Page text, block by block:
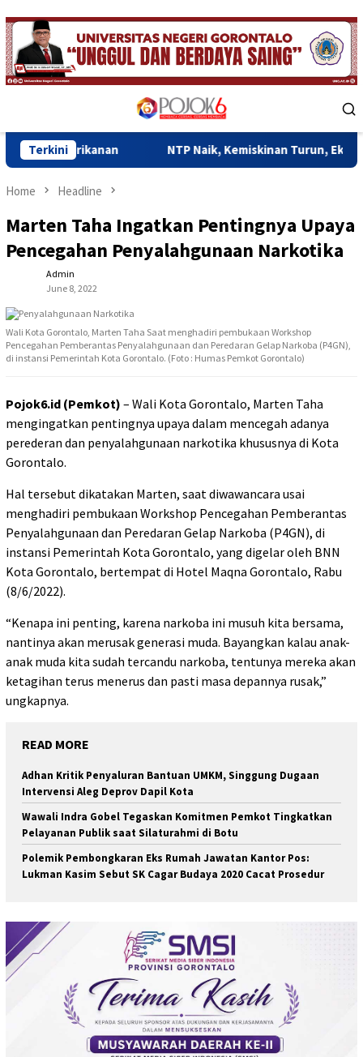
Skip
to
content
Menu
Terkini NTP Naik, Kemiskinan Turun, Ekonomi Gorontalo
Home Headline
Marten Taha Ingatkan Pentingnya Upaya
Pencegahan Penyalahgunaan Narkotika
Admin
June 8, 2022
Wali Kota Gorontalo, Marten Taha Saat menghadiri pembukaan Workshop
Pencegahan Pemberantas Penyalahgunaan dan Peredaran Gelap Narkoba (P4GN),
di instansi Pemerintah Kota Gorontalo. (Foto : Humas Pemkot Gorontalo)
Pojok6.id (Pemkot) – Wali Kota Gorontalo, Marten Taha
mengingatkan pentingnya upaya dalam mencegah adanya
perederan dan penyalahgunaan narkotika khususnya di Kota
Gorontalo.
Hal tersebut dikatakan Marten, saat diwawancara usai
menghadiri pembukaan Workshop Pencegahan Pemberantas
Penyalahgunaan dan Peredaran Gelap Narkoba (P4GN), di
instansi Pemerintah Kota Gorontalo, yang digelar oleh BNN
Kota Gorontalo, bertempat di Hotel Maqna Gorontalo, Rabu
(8/6/2022).
“Kenapa ini penting, karena narkoba ini musuh kita bersama,
nantinya akan merusak generasi muda. Bayangkan kalau anak-
anak muda kita sudah tercandu narkoba, tentunya mereka akan
ketagihan terus menerus dan pasti masa depannya rusak,”
ungkapnya.
READ MORE
Adhan Kritik Penyaluran Bantuan UMKM, Singgung Dugaan
Intervensi Aleg Deprov Dapil Kota
Wawali Indra Gobel Tegaskan Komitmen Pemkot Tingkatkan
Pelayanan Publik saat Silaturahmi di Botu
Polemik Pembongkaran Eks Rumah Jawatan Kantor Pos:
Lukman Kasim Sebut SK Cagar Budaya 2020 Cacat Prosedur